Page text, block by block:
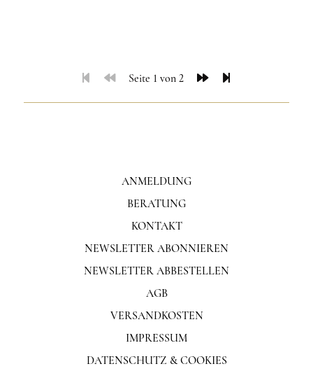
Seite 1 von 2
ANMELDUNG
BERATUNG
KONTAKT
NEWSLETTER ABONNIEREN
NEWSLETTER ABBESTELLEN
AGB
VERSANDKOSTEN
IMPRESSUM
DATENSCHUTZ & COOKIES